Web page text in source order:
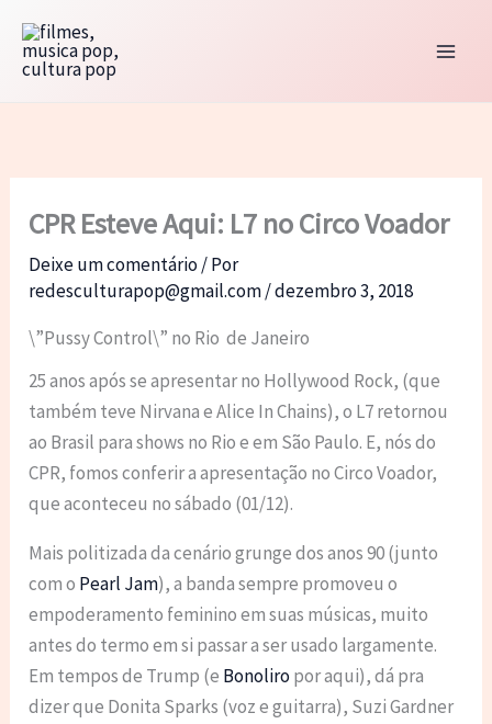
para
CPR Esteve Aqui: L7 no Circo Voador
Deixe um comentário/ Por
redesculturapop@gmail.com/dezembro 3, 2018
\”Pussy Control\” no Rio de Janeiro
25 anos após se apresentar no Hollywood Rock, (que
também teve Nirvana e Alice In Chains), o L7 retornou
ao Brasil para shows no Rio e em São Paulo. E, nós do
CPR, fomos conferir a apresentação no Circo Voador,
que aconteceu no sábado (01/12).
Mais politizada da cenário grunge dos anos 90 (junto
com o Pearl Jam), a banda sempre promoveu o
empoderamento feminino em suas músicas, muito
antes do termo em si passar a ser usado largamente.
Em tempos de Trump (e Bonoliropor aqui), dá pra
dizer que Donita Sparks (voz e guitarra), Suzi Gardner